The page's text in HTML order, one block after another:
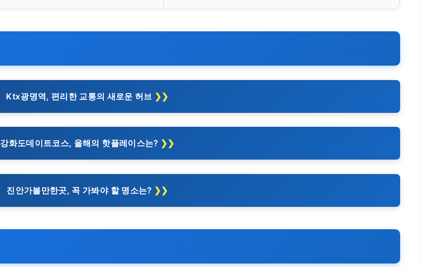
Ktx광명역, 편리한 교통의 새로운 허브
강화도데이트코스, 올해의 핫플레이스는?
진안가볼만한곳, 꼭 가봐야 할 명소는?